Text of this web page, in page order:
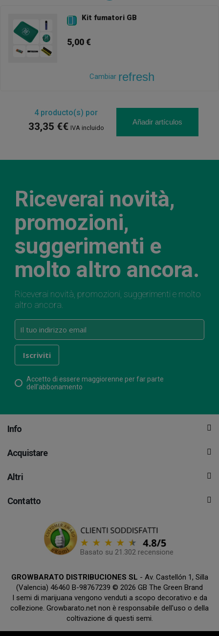
 Kit fumatori GB
5,00 €
Cambiar refresh
4producto(s) por
33,35 €€ IVA incluido
Añadir artículos
Riceverai novità,
promozioni,
suggerimenti e
molto altro ancora.
Riceverai novità, promozioni, suggerimenti e molto
altro ancora.
Accetto di essere maggiorenne per far parte
dell'abbonamento
Info
Acquistare
Altri
Contatto
Basato su 21.302 recensione
GROWBARATO DISTRIBUCIONES SL - Av. Castellón 1, Silla
(Valencia) 46460 B-98767239 © 2026 GB The Green Brand
I semi di marijuana vengono venduti a scopo decorativo e da
collezione. Growbarato.net non è responsabile dell'uso o della
coltivazione di questi semi.